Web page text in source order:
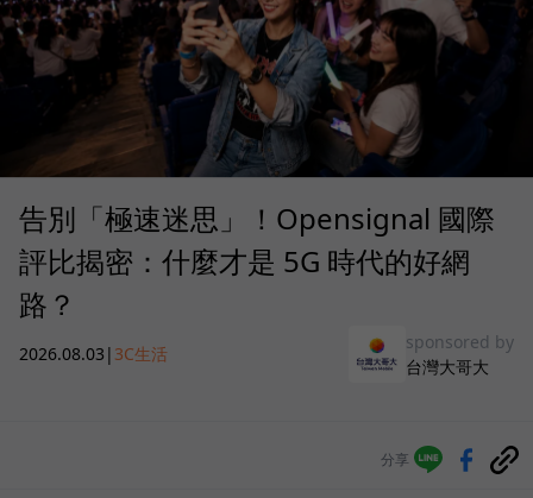
告別「極速迷思」！Opensignal 國際
評比揭密：什麼才是 5G 時代的好網
路？
2026.08.03 | 3C生活
sponsored by
台灣大哥大
分享